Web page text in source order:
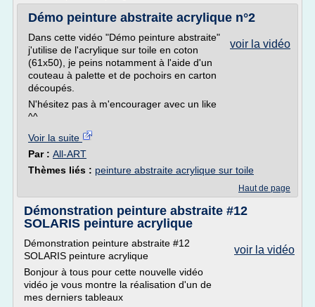
Démo peinture abstraite acrylique n°2
voir la vidéo
Dans cette vidéo "Démo peinture abstraite"
j'utilise de l'acrylique sur toile en coton
(61x50), je peins notamment à l'aide d'un
couteau à palette et de pochoirs en carton
découpés.
N'hésitez pas à m'encourager avec un like
^^
Voir la suite
Par : All-ART
Thèmes liés : peinture abstraite acrylique sur toile
Haut de page
Démonstration peinture abstraite #12
SOLARIS peinture acrylique
voir la vidéo
Démonstration peinture abstraite #12
SOLARIS peinture acrylique
Bonjour à tous pour cette nouvelle vidéo
vidéo je vous montre la réalisation d'un de
mes derniers tableaux